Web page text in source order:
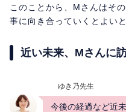
このことから、Mさんはそ
事に向き合っていくとよい
近い未来、Mさんに
ゆき乃先生
今後の経過など近